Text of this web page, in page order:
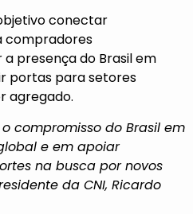
conectar
compradores
presença do Brasil em
portas para setores
agregado.
compromisso do Brasil em
e em apoiar
na busca por novos
da CNI, Ricardo